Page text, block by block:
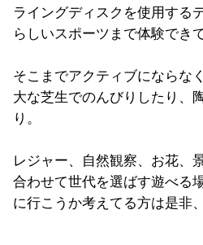
ライングディスクを使用する
らしいスポーツまで体験でき
そこまでアクティブにならな
大な芝生でのんびりしたり、
り。
レジャー、自然観察、お花、
合わせて世代を選ばす遊べる
に行こうか考えてる方は是非